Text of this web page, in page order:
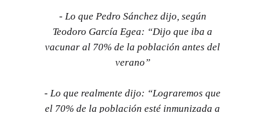
- Lo que Pedro Sánchez dijo, según
Teodoro García Egea: “Dijo que iba a
vacunar al 70% de la población antes del
verano”
- Lo que realmente dijo: “Lograremos que
el 70% de la población esté inmunizada a